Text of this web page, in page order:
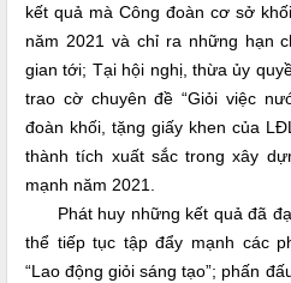
kết quả mà Công đoàn cơ sở
năm 2021 và chỉ ra những hạn
gian tới; Tại hội nghị, thừa ủy
trao cờ chuyên đề “Giỏi việc
đoàn khối, tặng giấy khen của
thành tích xuất sắc trong xây
mạnh năm 2021.
Phát huy những kết quả đã
thể tiếp tục tập đẩy mạnh các
“Lao động giỏi sáng tạo”; phấn